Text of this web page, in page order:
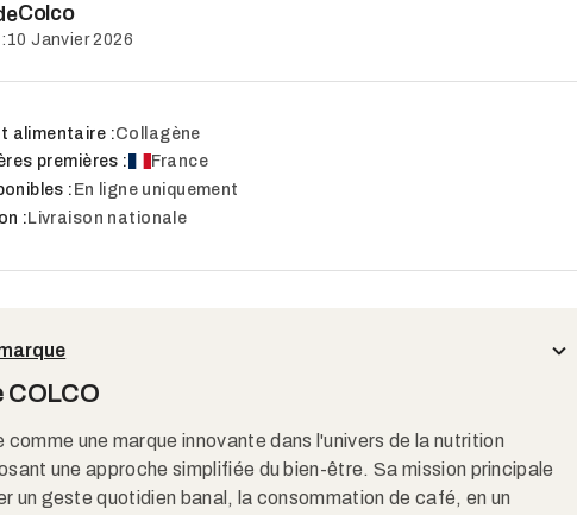
Colco
10 Janvier 2026
alimentaire :Collagène
premières :
France
: En ligne uniquement
:Livraison nationale
COLCO
une marque innovante dans l'univers de la nutrition
une approche simplifiée du bien-être. Sa mission principale
un geste quotidien banal, la consommation de café, en un